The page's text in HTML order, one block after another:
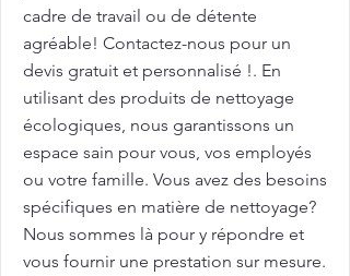
cadre de travail ou de détente
agréable! Contactez-nous pour un
devis gratuit et personnalisé !. En
utilisant des produits de nettoyage
écologiques, nous garantissons un
espace sain pour vous, vos employés
ou votre famille. Vous avez des besoins
spécifiques en matière de nettoyage?
Nous sommes là pour y répondre et
vous fournir une prestation sur mesure.